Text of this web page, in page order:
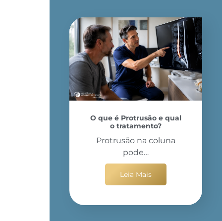
O que é Protrusão e qual
o tratamento?
Protrusão na coluna
pode…
Leia Mais